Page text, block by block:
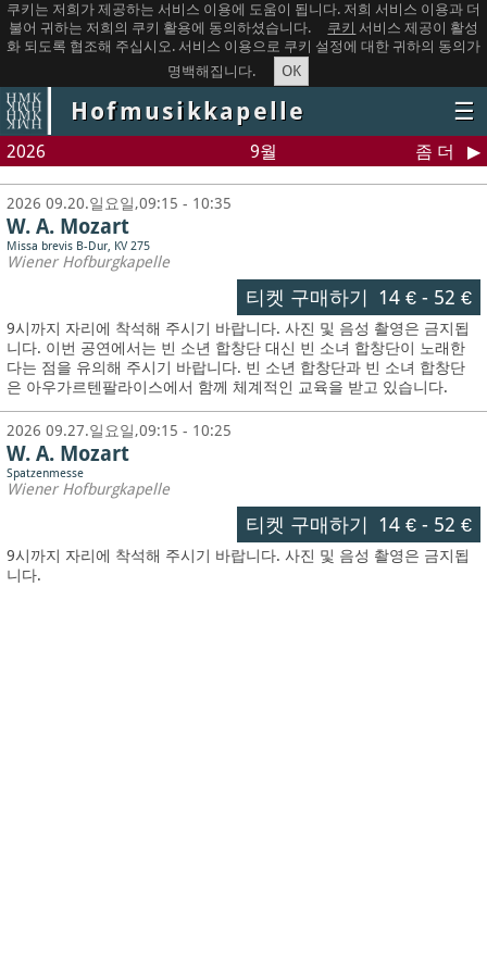
쿠키는 저희가 제공하는 서비스 이용에 도움이 됩니다. 저희 서비스 이용과 더
불어 귀하는 저희의 쿠키 활용에 동의하셨습니다.
쿠키 서비스 제공이 활성
화 되도록 협조해 주십시오. 서비스 이용으로 쿠키 설정에 대한 귀하의 동의가
명백해집니다.
OK
Hofmusikkapelle ☰
2026 9월 좀 더
2026 09.20.일요일,09:15 - 10:35
W. A. Mozart
Missa brevis B-Dur, KV 275
Wiener Hofburgkapelle
티켓 구매하기 14 €- 52 €
9시까지 자리에 착석해 주시기 바랍니다. 사진 및 음성 촬영은 금지됩
니다. 이번 공연에서는 빈 소년 합창단 대신 빈 소녀 합창단이 노래한
다는 점을 유의해 주시기 바랍니다. 빈 소년 합창단과 빈 소녀 합창단
은 아우가르텐팔라이스에서 함께 체계적인 교육을 받고 있습니다.
2026 09.27.일요일,09:15 - 10:25
W. A. Mozart
Spatzenmesse
Wiener Hofburgkapelle
티켓 구매하기 14 €- 52 €
9시까지 자리에 착석해 주시기 바랍니다. 사진 및 음성 촬영은 금지됩
니다.